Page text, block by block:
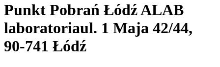
Punkt Pobrań Łódź ALAB
laboratoriaul. 1 Maja 42/44,
90-741 Łódź